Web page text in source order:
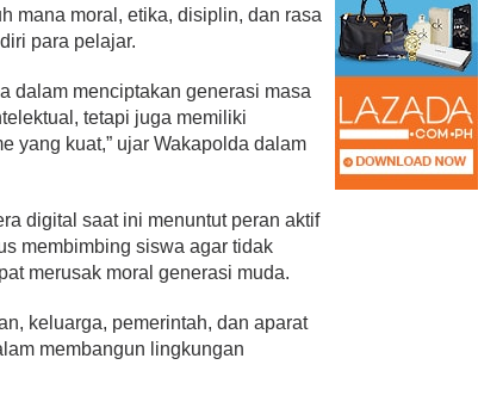
mana moral, etika, disiplin, dan rasa
para pelajar.
dalam menciptakan generasi masa
tetapi juga memiliki
yang kuat,” ujar Wakapolda dalam
digital saat ini menuntut peran aktif
membimbing siswa agar tidak
merusak moral generasi muda.
keluarga, pemerintah, dan aparat
membangun lingkungan